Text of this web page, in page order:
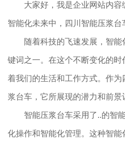
大家好，我是企业网站内
智能化未来中，四川智能压浆台
随着科技的飞速发展，智
键词之一。在这个不断变化的
着我们的生活和工作方式。作
浆台车，它所展现的潜力和前景
智能压浆台车采用了..的智
化操作和智能化管理。这种智